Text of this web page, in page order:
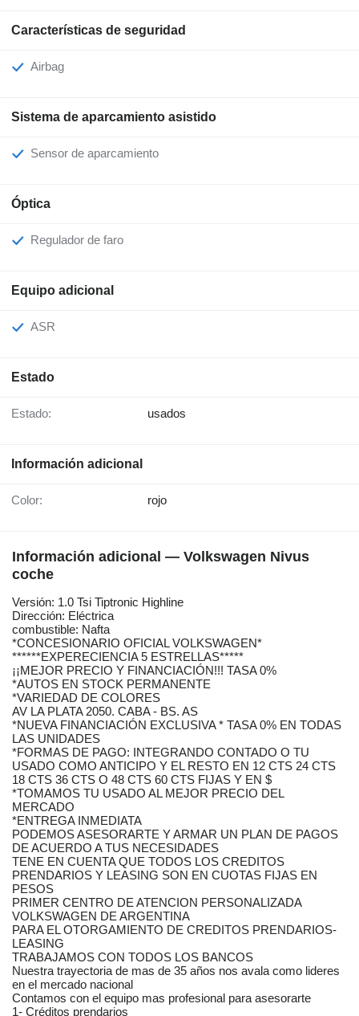
Características de seguridad
Airbag
Sistema de aparcamiento asistido
Sensor de aparcamiento
Óptica
Regulador de faro
Equipo adicional
ASR
Estado
Estado: usados
Información adicional
Color: rojo
Información adicional — Volkswagen Nivus
coche
Versión: 1.0 Tsi Tiptronic Highline
Dirección: Eléctrica
combustible: Nafta
*CONCESIONARIO OFICIAL VOLKSWAGEN*
******EXPERECIENCIA 5 ESTRELLAS*****
¡¡MEJOR PRECIO Y FINANCIACIÓN!!! TASA 0%
*AUTOS EN STOCK PERMANENTE
*VARIEDAD DE COLORES
AV LA PLATA 2050. CABA - BS. AS
*NUEVA FINANCIACIÓN EXCLUSIVA * TASA 0% EN TODAS
LAS UNIDADES
*FORMAS DE PAGO: INTEGRANDO CONTADO O TU
USADO COMO ANTICIPO Y EL RESTO EN 12 CTS 24 CTS
18 CTS 36 CTS O 48 CTS 60 CTS FIJAS Y EN $
*TOMAMOS TU USADO AL MEJOR PRECIO DEL
MERCADO
*ENTREGA INMEDIATA
PODEMOS ASESORARTE Y ARMAR UN PLAN DE PAGOS
DE ACUERDO A TUS NECESIDADES
TENE EN CUENTA QUE TODOS LOS CREDITOS
PRENDARIOS Y LEASING SON EN CUOTAS FIJAS EN
PESOS
PRIMER CENTRO DE ATENCION PERSONALIZADA
VOLKSWAGEN DE ARGENTINA
PARA EL OTORGAMIENTO DE CREDITOS PRENDARIOS-
LEASING
TRABAJAMOS CON TODOS LOS BANCOS
Nuestra trayectoria de mas de 35 años nos avala como lideres
en el mercado nacional
Contamos con el equipo mas profesional para asesorarte
1- Créditos prendarios